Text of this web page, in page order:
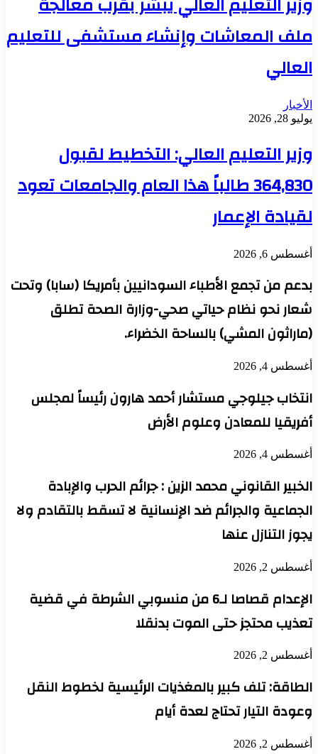
ملف المعاشات وإنشاء مستشفى للتعليم
العالي
الأخبار
يوليو 28, 2026
وزير التعليم العالي: التخطيط لقبول
364,830 طالباً هذا العام والجامعات تعود
لقيادة الإعمار
أغسطس 6, 2026
بدعم من تجمع الأطباء السودانيين بأمريكا (سابا) وتحت
شعار نحو نظام حياتي صحي-وزارة الصحة تطلق
(ماراثون المشي) بالساحة الخضراء.
أغسطس 4, 2026
انتخاب جيلوجي مستشار أحمد هارون رئيساً لمجلس
أفريقيا للمعادن وعلوم الأرض
أغسطس 4, 2026
الخبير القانوني محمد الزين : جرائم الحرب والإبادة
الجماعية والجرائم ضد الإنسانية لا تسقط بالتقادم ولا
يجوز التنازل عنها
أغسطس 2, 2026
الإعدام قصاصا لـ6 من منسوبي الشرطة في قضية
تعذيب محتجز حتى الموت بدنقلا
أغسطس 2, 2026
الطاقة: تلف كبير بالمغذيات الرئيسية لخطوط النقل
وعودة التيار تحتاج لعدة أيام
أغسطس 2, 2026